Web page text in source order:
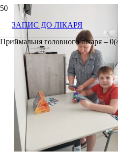
ЗАПИС ДО ЛІКАРЯ
Приймальня головного лікаря –